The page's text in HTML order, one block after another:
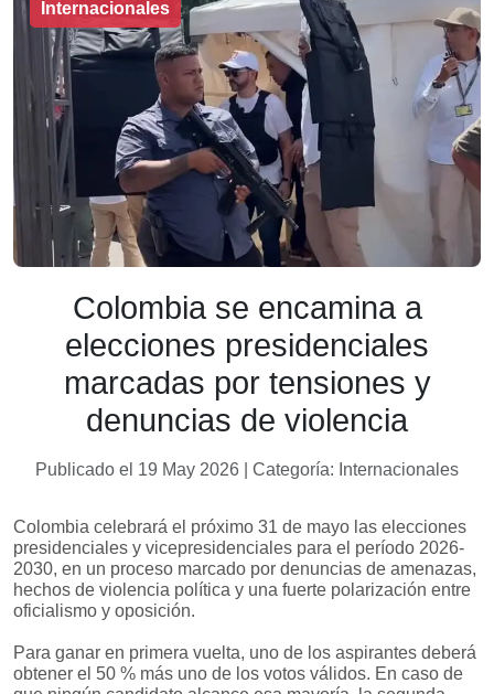
Internacionales
Colombia se encamina a
elecciones presidenciales
marcadas por tensiones y
denuncias de violencia
Publicado el 19 May 2026 | Categoría: Internacionales
Colombia celebrará el próximo 31 de mayo las elecciones
presidenciales y vicepresidenciales para el período 2026-
2030, en un proceso marcado por denuncias de amenazas,
hechos de violencia política y una fuerte polarización entre
oficialismo y oposición.
Para ganar en primera vuelta, uno de los aspirantes deberá
obtener el 50 % más uno de los votos válidos. En caso de